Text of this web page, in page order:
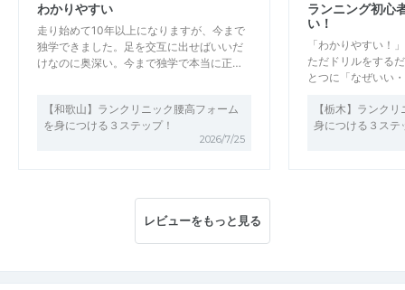
わかりやすい
走り始めて10年以上になりますが、今まで
独学できました。足を交互に出せばいいだ
けなのに奥深い。今まで独学で本当に正…
【和歌山】ランクリニック腰高フォーム
を身につける３ステップ！
2026/7/25
ランニング初心
い！
「わかりやすい！
ただドリルをする
とつに「なぜいい
【栃木】ランク
身につける３ステ
レビューをもっと見る